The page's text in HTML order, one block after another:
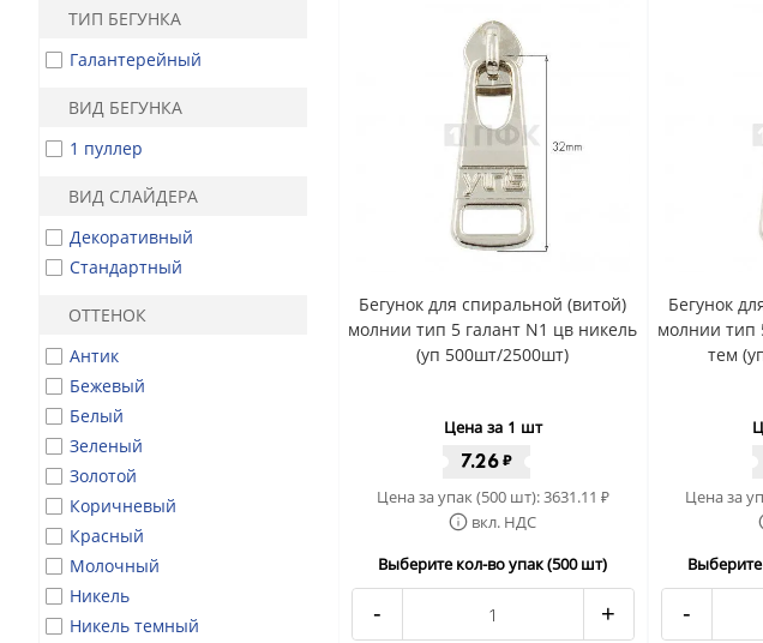
ТИП БЕГУНКА
Галантерейный
ВИД БЕГУНКА
1 пуллер
ВИД СЛАЙДЕРА
Декоративный
Стандартный
ОТТЕНОК
Антик
Бежевый
Белый
Зеленый
Золотой
Коричневый
Красный
Молочный
Никель
Никель темный
Бегунок для спиральной (витой)
молнии тип 5 галант N1 цв никель
(уп 500шт/2500шт)
Цена за 1 шт
7.26₽
Цена за упак (500 шт):3631.11 ₽
вкл. НДС
Выберите кол-во упак (500 шт)
- +
Бегунок
молнии тип
тем
Цена за
-